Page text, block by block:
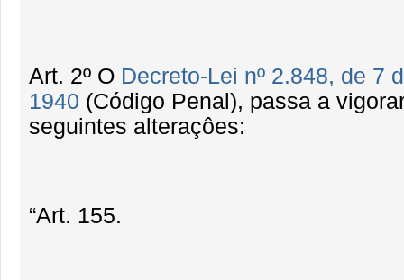
Art. 2º O Decreto-Lei nº 2.848, de 7
1940 (Código Penal), passa a
seguintes alteraçôes:
“Art. 155.